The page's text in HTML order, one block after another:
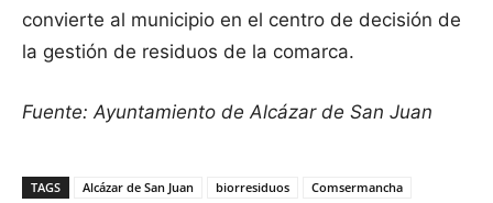
convierte al municipio en el centro de decisión de
la gestión de residuos de la comarca.
Fuente: Ayuntamiento de Alcázar de San Juan
TAGS Alcázar de San Juan biorresiduos
Comsermancha